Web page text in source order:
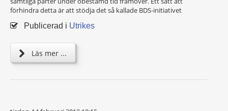
förhindra detta är att stödja det så kallade BDS-initiativet
Publicerad i Utrikes
Läs mer ...